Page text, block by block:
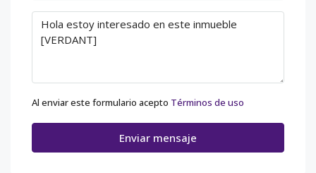
Al enviar este formulario acepto Términos de uso
Enviar mensaje